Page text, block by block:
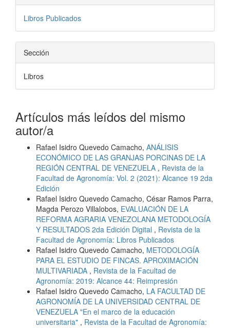
Libros Publicados
Sección
Libros
Artículos más leídos del mismo
autor/a
Rafael Isidro Quevedo Camacho, ANÁLISIS
ECONÓMICO DE LAS GRANJAS PORCINAS DE LA
REGIÓN CENTRAL DE VENEZUELA , Revista de la
Facultad de Agronomía: Vol. 2 (2021): Alcance 19 2da
Edición
Rafael Isidro Quevedo Camacho, César Ramos Parra,
Magda Perozo Villalobos, EVALUACIÓN DE LA
REFORMA AGRARIA VENEZOLANA METODOLOGÍA
Y RESULTADOS 2da Edición Digital , Revista de la
Facultad de Agronomía: Libros Publicados
Rafael Isidro Quevedo Camacho, METODOLOGÍA
PARA EL ESTUDIO DE FINCAS. APROXIMACIÓN
MULTIVARIADA , Revista de la Facultad de
Agronomía: 2019: Alcance 44: Reimpresión
Rafael Isidro Quevedo Camacho, LA FACULTAD DE
AGRONOMÍA DE LA UNIVERSIDAD CENTRAL DE
VENEZUELA "En el marco de la educación
universitaria" , Revista de la Facultad de Agronomía: